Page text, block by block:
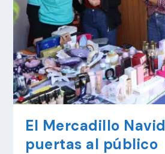
El Mercadillo
puertas al público